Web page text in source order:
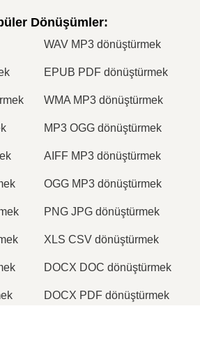
Dönüşümler:
WAV MP3 dönüştürmek
EPUB PDF dönüştürmek
WMA MP3 dönüştürmek
MP3 OGG dönüştürmek
AIFF MP3 dönüştürmek
OGG MP3 dönüştürmek
PNG JPG dönüştürmek
XLS CSV dönüştürmek
DOCX DOC dönüştürmek
DOCX PDF dönüştürmek